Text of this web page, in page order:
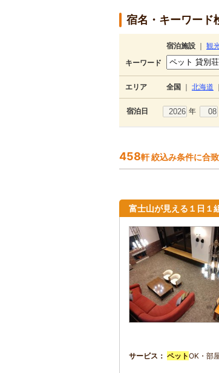
宿名・キーワード
宿泊施設 観
キーワード
エリア 全国 北海道
宿泊日 年
458軒 絞込み条件に合致
富士山が見える１日１
サービス ペットOK・部